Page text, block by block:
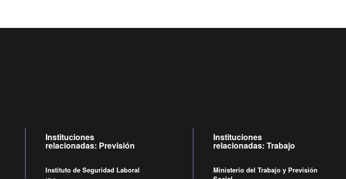
Instituciones
relacionadas: Previsión
Instituto de Seguridad Laboral
Instituciones
relacionadas: Trabajo
Ministerio del Trabajo y Previsión